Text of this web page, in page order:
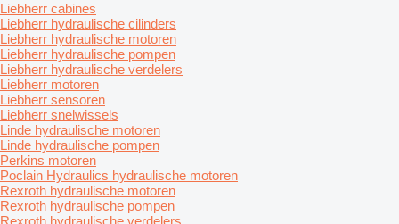
Liebherr cabines
Liebherr hydraulische cilinders
Liebherr hydraulische motoren
Liebherr hydraulische pompen
Liebherr hydraulische verdelers
Liebherr motoren
Liebherr sensoren
Liebherr snelwissels
Linde hydraulische motoren
Linde hydraulische pompen
Perkins motoren
Poclain Hydraulics hydraulische motoren
Rexroth hydraulische motoren
Rexroth hydraulische pompen
Rexroth hydraulische verdelers